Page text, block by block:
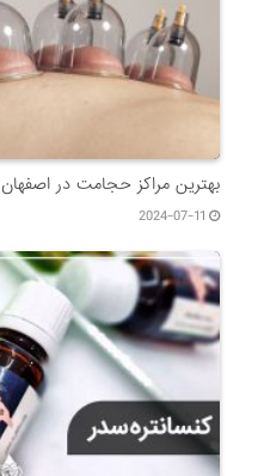
بهترین مراکز حجامت در اصفهان
2024-07-11